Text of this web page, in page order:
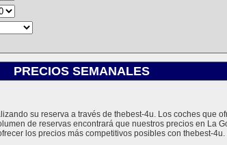
PRECIOS SEMANALES
su reserva a través de thebest-4u. Los coches que
de reservas encontrará que nuestros precios en La
los precios más competitivos posibles con thebest-4u.